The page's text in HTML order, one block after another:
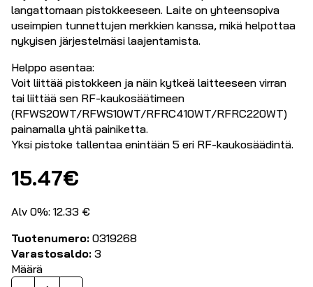
langattomaan pistokkeeseen. Laite on yhteensopiva
useimpien tunnettujen merkkien kanssa, mikä helpottaa
nykyisen järjestelmäsi laajentamista.
Helppo asentaa:
Voit liittää pistokkeen ja näin kytkeä laitteeseen virran
tai liittää sen RF-kaukosäätimeen
(RFWS20WT/RFWS10WT/RFRC410WT/RFRC220WT)
painamalla yhtä painiketta.
Yksi pistoke tallentaa enintään 5 eri RF-kaukosäädintä.
15.47€
Alv 0%: 12.33 €
Tuotenumero: 0319268
Varastosaldo: 3
Määrä
Kauko-